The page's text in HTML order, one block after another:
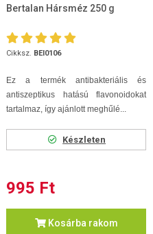
Bertalan Hársméz 250 g
Cikksz. BEI0106
Ez a termék antibakteriális és
antiszeptikus hatású flavonoidokat
tartalmaz, így ajánlott meghűlé...
Készleten
995 Ft
Kosárba rakom